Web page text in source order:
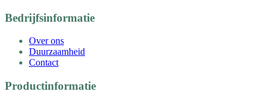
Bedrijfsinformatie
Over ons
Duurzaamheid
Contact
Productinformatie